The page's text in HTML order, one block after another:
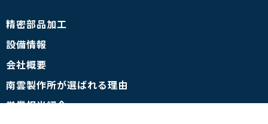
精密部品加工
設備情報
会社概要
南雲製作所が選ばれる理由
営業担当紹介